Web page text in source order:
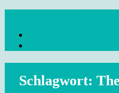
content
Reisetipps Dresden,
Schlagwort: